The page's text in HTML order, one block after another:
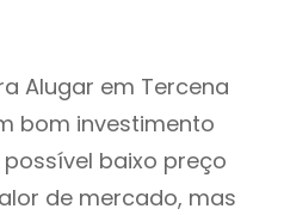
Alugar em Tercena
bom investimento
baixo preço
de mercado, mas